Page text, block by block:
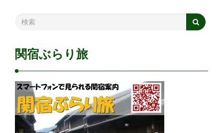
読み込み中…
関宿ぶらり旅